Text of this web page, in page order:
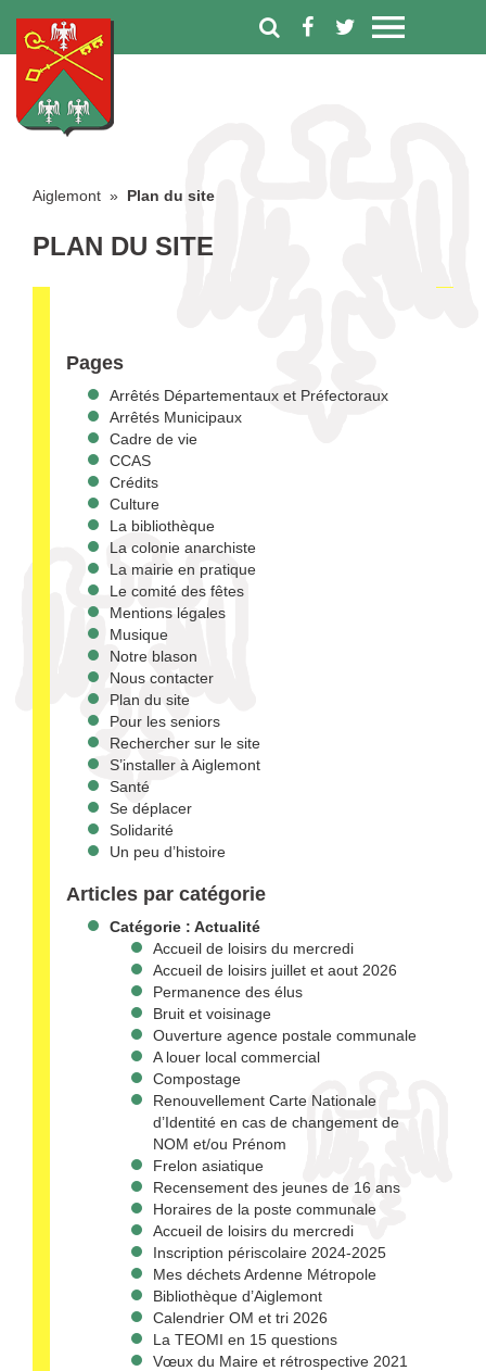
Aiglemont » Plan du site
PLAN DU SITE
Pages
Arrêtés Départementaux et Préfectoraux
Arrêtés Municipaux
Cadre de vie
CCAS
Crédits
Culture
La bibliothèque
La colonie anarchiste
La mairie en pratique
Le comité des fêtes
Mentions légales
Musique
Notre blason
Nous contacter
Plan du site
Pour les seniors
Rechercher sur le site
S’installer à Aiglemont
Santé
Se déplacer
Solidarité
Un peu d’histoire
Articles par catégorie
Catégorie : Actualité
Accueil de loisirs du mercredi
Accueil de loisirs juillet et aout 2026
Permanence des élus
Bruit et voisinage
Ouverture agence postale communale
A louer local commercial
Compostage
Renouvellement Carte Nationale
d’Identité en cas de changement de
NOM et/ou Prénom
Frelon asiatique
Recensement des jeunes de 16 ans
Horaires de la poste communale
Accueil de loisirs du mercredi
Inscription périscolaire 2024-2025
Mes déchets Ardenne Métropole
Bibliothèque d’Aiglemont
Calendrier OM et tri 2026
La TEOMI en 15 questions
Vœux du Maire et rétrospective 2021